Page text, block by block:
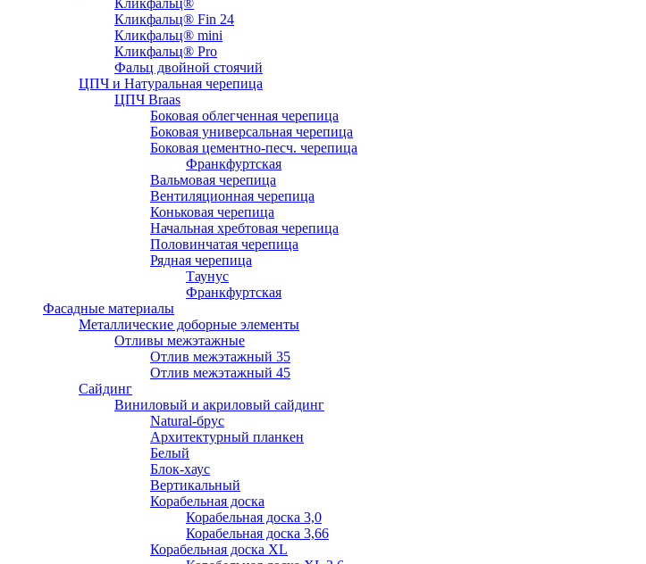
Кликфальц®
Кликфальц® Fin 24
Кликфальц® mini
Кликфальц® Pro
Фальц двойной стоячий
ЦПЧ и Натуральная черепица
ЦПЧ Braas
Боковая облегченная черепица
Боковая универсальная черепица
Боковая цементно-песч. черепица
Франкфуртская
Вальмовая черепица
Вентиляционная черепица
Коньковая черепица
Начальная хребтовая черепица
Половинчатая черепица
Рядная черепица
Таунус
Франкфуртская
Фасадные материалы
Металлические доборные элементы
Отливы межэтажные
Отлив межэтажный 35
Отлив межэтажный 45
Сайдинг
Виниловый и акриловый сайдинг
Natural-брус
Архитектурный планкен
Белый
Блок-хаус
Вертикальный
Корабельная доска
Корабельная доска 3,0
Корабельная доска 3,66
Корабельная доска XL